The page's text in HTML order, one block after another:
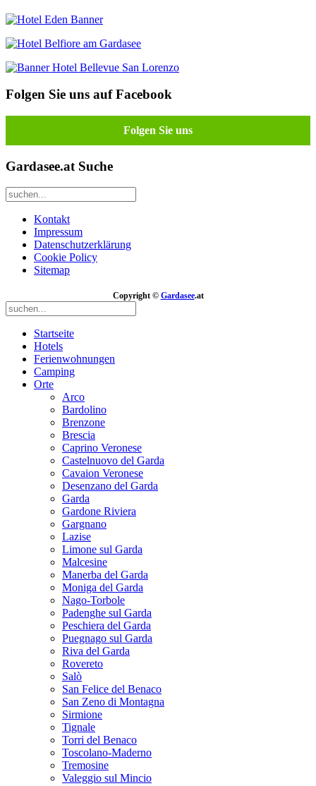
Folgen Sie uns auf Facebook
Folgen Sie uns
Gardasee.at Suche
Kontakt
Impressum
Datenschutzerklärung
Cookie Policy
Sitemap
Copyright © Gardasee.at
Startseite
Hotels
Ferienwohnungen
Camping
Orte
Arco
Bardolino
Brenzone
Brescia
Caprino Veronese
Castelnuovo del Garda
Cavaion Veronese
Desenzano del Garda
Garda
Gardone Riviera
Gargnano
Lazise
Limone sul Garda
Malcesine
Manerba del Garda
Moniga del Garda
Nago-Torbole
Padenghe sul Garda
Peschiera del Garda
Puegnago sul Garda
Riva del Garda
Rovereto
Salò
San Felice del Benaco
San Zeno di Montagna
Sirmione
Tignale
Torri del Benaco
Toscolano-Maderno
Tremosine
Valeggio sul Mincio